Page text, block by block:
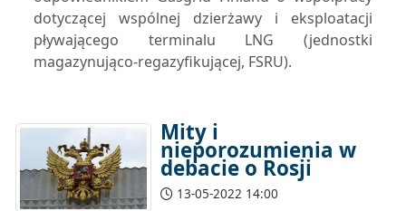
dotyczącej wspólnej dzierżawy i eksploatacji
pływającego terminalu LNG (jednostki
magazynująco-regazyfikującej, FSRU).
Mity i
nieporozumienia w
debacie o Rosji
13-05-2022 14:00